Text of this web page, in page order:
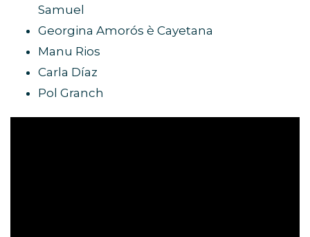
Samuel
Georgina Amorós è Cayetana
Manu Rios
Carla Díaz
Pol Granch